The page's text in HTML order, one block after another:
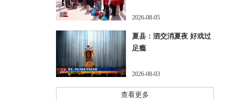
2026-08-05
夏县：泗交消夏夜 好戏过
足瘾
2026-08-03
查看更多